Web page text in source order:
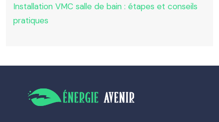
Installation VMC salle de bain : étapes et conseils
pratiques